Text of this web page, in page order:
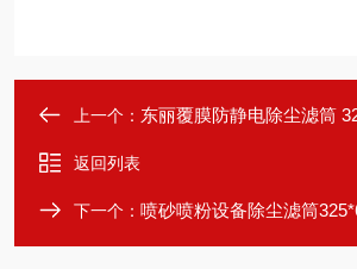
上一个： 东丽覆膜防静电除尘滤筒
返回列表
下一个： 喷砂喷粉设备除尘滤筒